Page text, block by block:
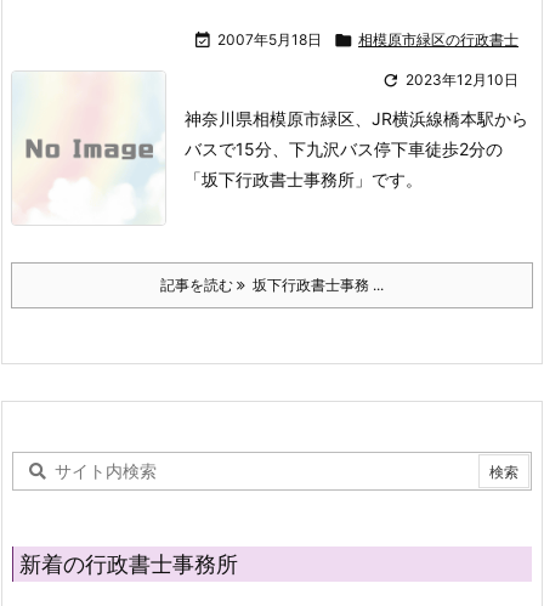
 2007年5月18日  相模原市緑区の行政書士
 2023年12月10日
神奈川県相模原市緑区、JR横浜線橋本駅から
バスで15分、下九沢バス停下車徒歩2分の
「坂下行政書士事務所」です。
記事を読む 坂下行政書士事務 ...
新着の行政書士事務所